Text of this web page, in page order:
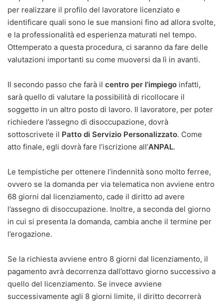
per realizzare il profilo del lavoratore licenziato e
identificare quali sono le sue mansioni fino ad allora svolte,
e la professionalità ed esperienza maturati nel tempo.
Ottemperato a questa procedura, ci saranno da fare delle
valutazioni importanti su come muoversi da lì in avanti.
Il secondo passo che farà il centro per l’impiego infatti,
sarà quello di valutare la possibilità di ricollocare il
soggetto in un altro posto di lavoro. Il lavoratore, per poter
richiedere l’assegno di disoccupazione, dovrà
sottoscrivete il Patto di Servizio Personalizzato. Come
atto finale, egli dovrà fare l’iscrizione all’ANPAL.
Le tempistiche per ottenere l’indennità sono molto ferree,
ovvero se la domanda per via telematica non avviene entro
68 giorni dal licenziamento, cade il diritto ad avere
l’assegno di disoccupazione. Inoltre, a seconda del giorno
in cui si presenta la domanda, cambia anche il termine per
l’erogazione.
Se la richiesta avviene entro 8 giorni dal licenziamento, il
pagamento avrà decorrenza dall’ottavo giorno successivo a
quello del licenziamento. Se invece avviene
successivamente agli 8 giorni limite, il diritto decorrerà